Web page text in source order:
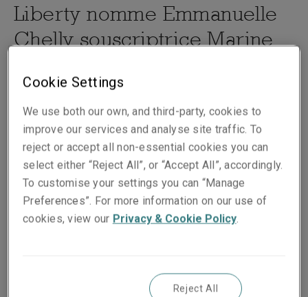
Liberty nomme Emmanuelle
Chelly souscriptrice Marine
Temps de lecture
Cookie Settings
We use both our own, and third-party, cookies to
improve our services and analyse site traffic. To
reject or accept all non-essential cookies you can
select either “Reject All”, or “Accept All”, accordingly.
To customise your settings you can “Manage
Preferences”. For more information on our use of
cookies, view our Privacy & Cookie Policy.
Reject All